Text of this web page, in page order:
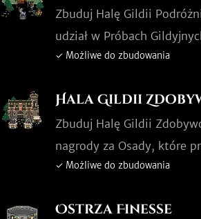
Zbuduj Halę Gildii
udział w Próbach
✓ Możliwe do zbudowania
Hala Gildii
Zbuduj Halę Gildii
nagrody za Osady, które
✓ Możliwe do zbudowania
Ostrza Finesse